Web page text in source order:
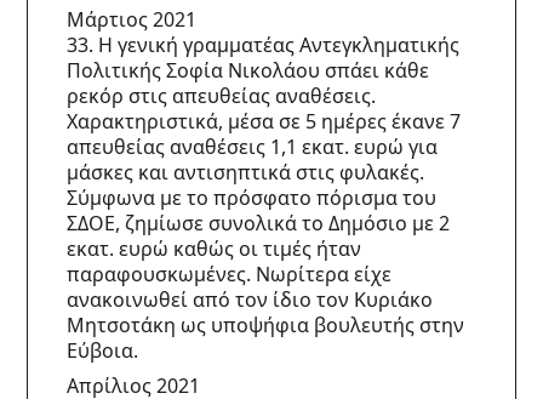
Μάρτιος 2021
33. Η γενική γραμματέας Αντεγκληματικής
Πολιτικής Σοφία Νικολάου σπάει κάθε
ρεκόρ στις απευθείας αναθέσεις.
Χαρακτηριστικά, μέσα σε 5 ημέρες έκανε 7
απευθείας αναθέσεις 1,1 εκατ. ευρώ για
μάσκες και αντισηπτικά στις φυλακές.
Σύμφωνα με το πρόσφατο πόρισμα του
ΣΔΟΕ, ζημίωσε συνολικά το Δημόσιο με 2
εκατ. ευρώ καθώς οι τιμές ήταν
παραφουσκωμένες. Νωρίτερα είχε
ανακοινωθεί από τον ίδιο τον Κυριάκο
Μητσοτάκη ως υποψήφια βουλευτής στην
Εύβοια.
Απρίλιος 2021